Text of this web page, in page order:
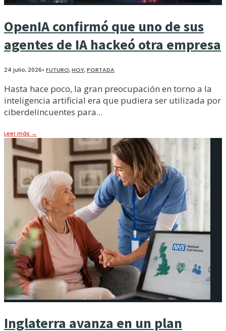
OpenIA confirmó que uno de sus
agentes de IA hackeó otra empresa
24 julio, 2026• FUTURO,HOY,PORTADA
Hasta hace poco, la gran preocupación en torno a la
inteligencia artificial era que pudiera ser utilizada por
ciberdelincuentes para...
Leer más →
Inglaterra avanza en un plan